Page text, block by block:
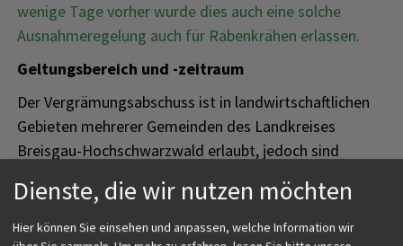
wenige Tage vorher wurde dies auch eine solche
Ausnahmeregelung auch für Rabenkrähen erlassen.
Geltungsbereich und -zeitraum
Der Vergrämungsabschuss ist in landwirtschaftlichen
Gebieten mehrerer Gemeinden des Landkreises
Breisgau-Hochschwarzwald erlaubt, jedoch sind
ausgenommen. Die Verfügung gilt vom 1. April bis zum
30. September 2025.
Dienste, die wir nutzen möchten
Hier können Sie einsehen und anpassen, welche Information wir